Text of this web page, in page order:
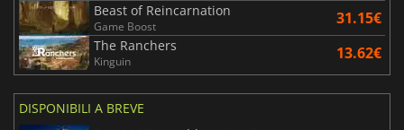
Beast of Reincarnation
Game Boost 31.15€
The Ranchers
Kinguin 13.62€
DISPONIBILI A BREVE